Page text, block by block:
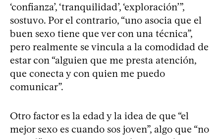
‘confianza’, ‘tranquilidad’, ‘exploración’”,
sostuvo. Por el contrario, “uno asocia que el
buen sexo tiene que ver con una técnica”,
pero realmente se vincula a la comodidad de
estar con “alguien que me presta atención,
que conecta y con quien me puedo
comunicar”.
Otro factor es la edad y la idea de que “el
mejor sexo es cuando sos joven”, algo que “no